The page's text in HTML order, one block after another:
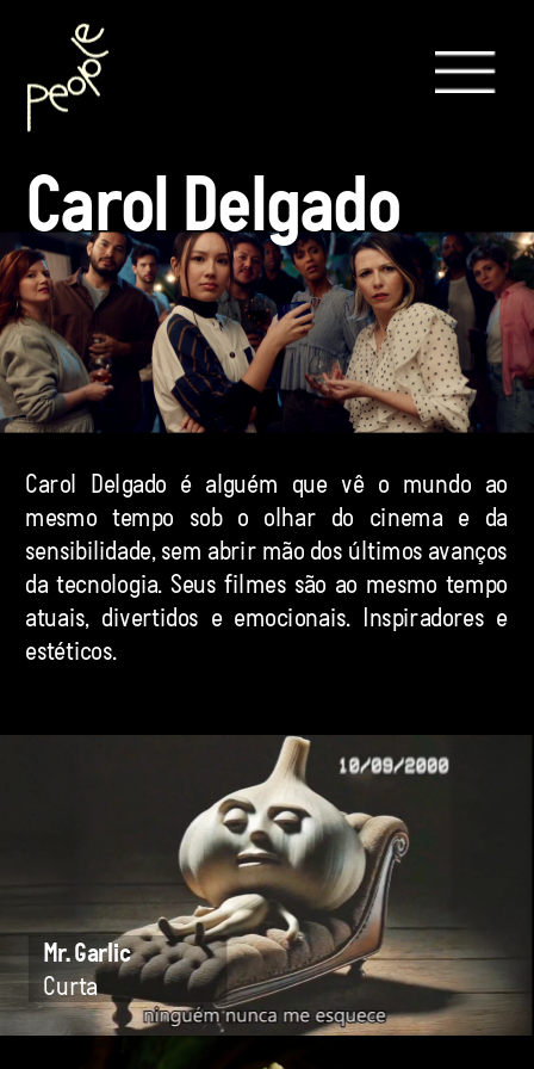
Carol Delgado
Carol Delgado é alguém que vê o mundo ao
mesmo tempo sob o olhar do cinema e da
sensibilidade, sem abrir mão dos últimos avanços
da tecnologia. Seus filmes são ao mesmo tempo
atuais, divertidos e emocionais. Inspiradores e
estéticos.
Mr. Garlic
Curta